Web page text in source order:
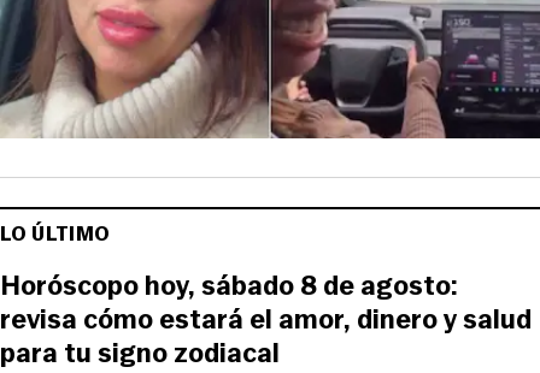
LO ÚLTIMO
Horóscopo hoy, sábado 8 de agosto:
revisa cómo estará el amor, dinero y salud
para tu signo zodiacal